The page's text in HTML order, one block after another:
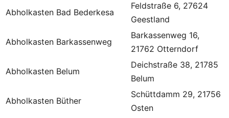
Abholkasten Bad Bederkesa
Feldstraße 6, 27624
Geestland
Abholkasten Barkassenweg
Barkassenweg 16,
21762 Otterndorf
Abholkasten Belum
Deichstraße 38, 21785
Belum
Abholkasten Büther
Schüttdamm 29, 21756
Osten